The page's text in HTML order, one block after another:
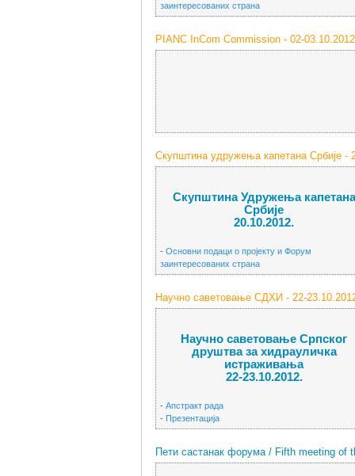
заинтересованих страна
PIANC InCom Commission - 02-
Скупштина удружења капетана Србије -
Скупштина Удружења капетана
Србије
20.10.2012.
-Основни подаци о пројекту и Форум
заинтересованих страна
Научно саветовање СДХИ - 22-
Научно саветовање Српског
друштва за хидрауличка
истраживања
22-23.10.2012.
-Апстракт рада
- Презентација
Пети састанак форума / Fifth meeting of